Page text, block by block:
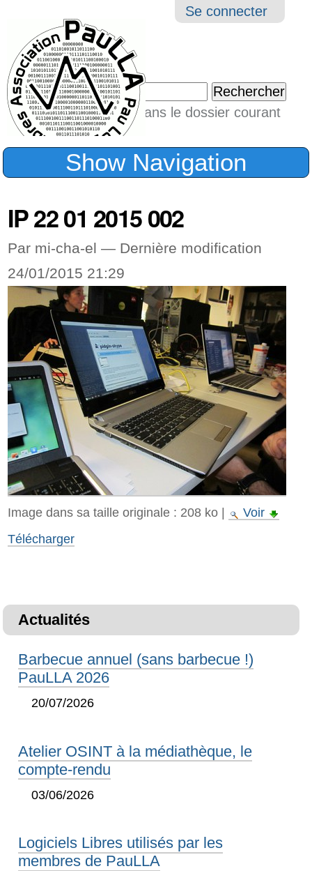
Outils
Se connecter
Chercher par
Seulement dans le dossier courant
Recherche
Show Navigation
IP 22 01 2015 002
Par mi-cha-el — Dernière modification
24/01/2015 21:29
Image dans sa taille originale : 208 ko|
Voir
Télécharger
Actualités
Barbecue annuel (sans barbecue !)
PauLLA 2026
20/07/2026
Atelier OSINT à la médiathèque, le
compte-rendu
03/06/2026
Logiciels Libres utilisés par les
membres de PauLLA